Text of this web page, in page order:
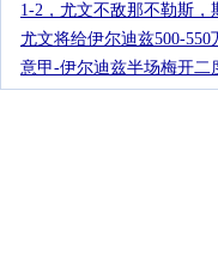
1-2，尤文不敌那不勒斯，
尤文将给伊尔迪兹500-
意甲-伊尔迪兹半场梅开二